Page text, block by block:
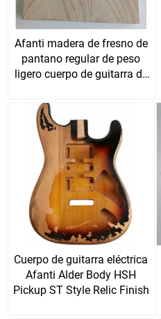
Afanti madera de fresno de
pantano regular de peso
ligero cuerpo de guitarra de
Cuerpo de guitarra eléctrica
Afanti Alder Body HSH
Pickup ST Style Relic Finish